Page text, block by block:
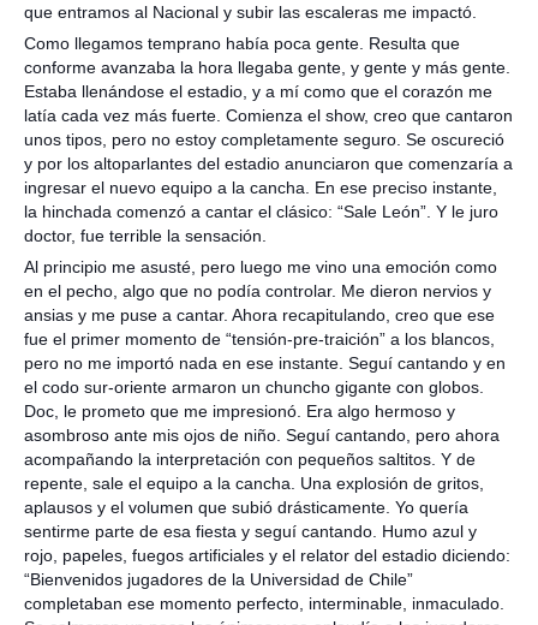
que entramos al Nacional y subir las escaleras me impactó.
Como llegamos temprano había poca gente. Resulta que
conforme avanzaba la hora llegaba gente, y gente y más gente.
Estaba llenándose el estadio, y a mí como que el corazón me
latía cada vez más fuerte. Comienza el show, creo que cantaron
unos tipos, pero no estoy completamente seguro. Se oscureció
y por los altoparlantes del estadio anunciaron que comenzaría a
ingresar el nuevo equipo a la cancha. En ese preciso instante,
la hinchada comenzó a cantar el clásico: “Sale León”. Y le juro
doctor, fue terrible la sensación.
Al principio me asusté, pero luego me vino una emoción como
en el pecho, algo que no podía controlar. Me dieron nervios y
ansias y me puse a cantar. Ahora recapitulando, creo que ese
fue el primer momento de “tensión-pre-traición” a los blancos,
pero no me importó nada en ese instante. Seguí cantando y en
el codo sur-oriente armaron un chuncho gigante con globos.
Doc, le prometo que me impresionó. Era algo hermoso y
asombroso ante mis ojos de niño. Seguí cantando, pero ahora
acompañando la interpretación con pequeños saltitos. Y de
repente, sale el equipo a la cancha. Una explosión de gritos,
aplausos y el volumen que subió drásticamente. Yo quería
sentirme parte de esa fiesta y seguí cantando. Humo azul y
rojo, papeles, fuegos artificiales y el relator del estadio diciendo:
“Bienvenidos jugadores de la Universidad de Chile”
completaban ese momento perfecto, interminable, inmaculado.